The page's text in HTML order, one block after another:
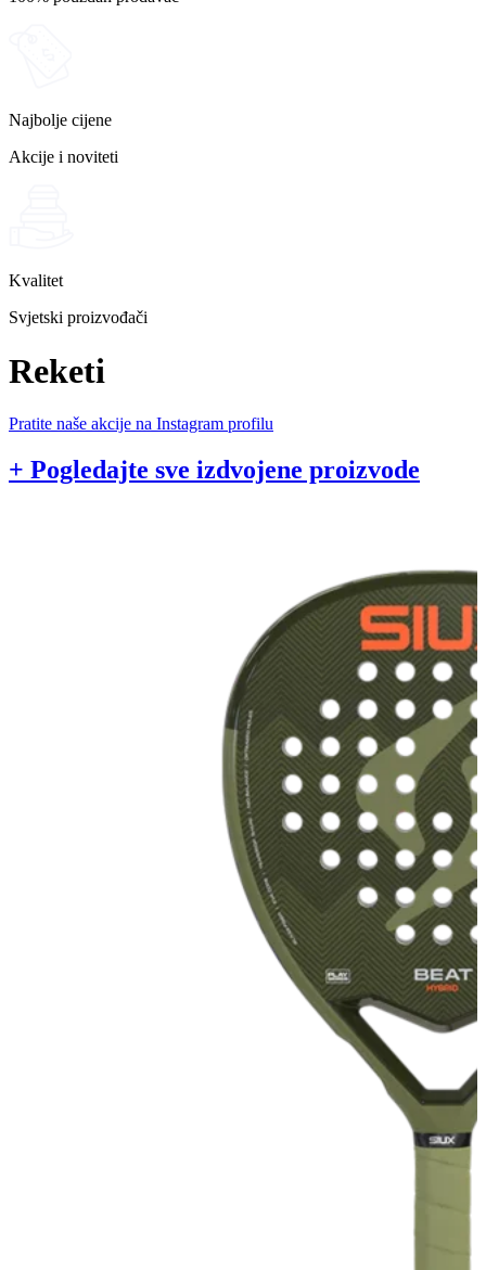
Najbolje cijene
Akcije i noviteti
Kvalitet
Svjetski proizvođači
Reketi
Pratite naše akcije na Instagram profilu
+ Pogledajte sve izdvojene proizvode